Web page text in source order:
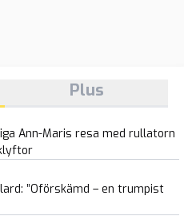
Plus
Ann-Maris resa med rullatorn
”Oförskämd – en trumpist